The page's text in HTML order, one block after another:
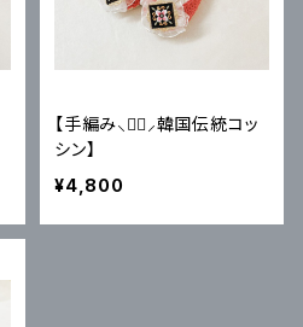
【手編み⸜♥⃜⸝韓国伝統コッ
シン】
¥4,800